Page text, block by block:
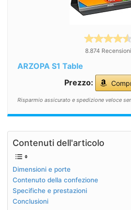
8.874 Recensioni
ARZOPA S1 Table
Prezzo:
Risparmio assicurato e spedizione veloce
Contenuti dell'articolo
Dimensioni e porte
Contenuto della confezione
Specifiche e prestazioni
Conclusioni